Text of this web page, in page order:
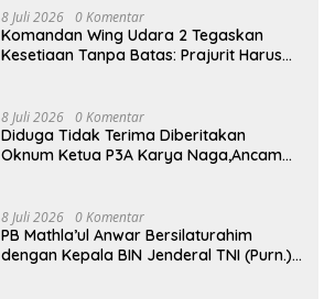
8 Juli 2026 0 Komentar
Komandan Wing Udara 2 Tegaskan
Kesetiaan Tanpa Batas: Prajurit Harus
8 Juli 2026 0 Komentar
Diduga Tidak Terima Diberitakan
Oknum Ketua P3A Karya Naga,Ancam
8 Juli 2026 0 Komentar
PB Mathla’ul Anwar Bersilaturahim
dengan Kepala BIN Jenderal TNI (Purn.)